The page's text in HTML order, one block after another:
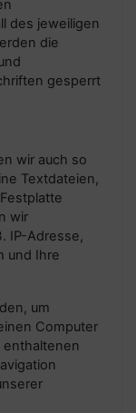
des jeweiligen
die
gesperrt
wir auch so
Textdateien,
wir
IP-Adresse,
und Ihre
um
Computer
enthaltenen